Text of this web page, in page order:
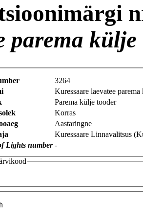
parema
3264
Kuressaare laevatee
Parema külje tooder
Korras
Aastaringne
Kuressaare Linnavalitsus
Lights number -